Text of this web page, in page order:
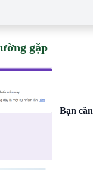
gặp
Bạn